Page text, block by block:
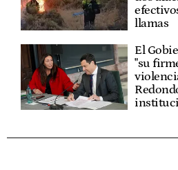
llamas
El
"su